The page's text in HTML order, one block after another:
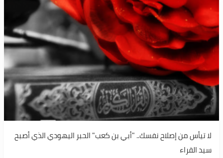
لا تيأس من إصلاح نفسك.. "أبي بن كعب" الحبر اليهودي الذي أصبح
سيد القراء